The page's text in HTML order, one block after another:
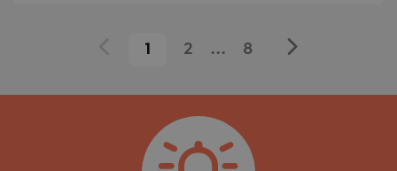
1 2 ... 8